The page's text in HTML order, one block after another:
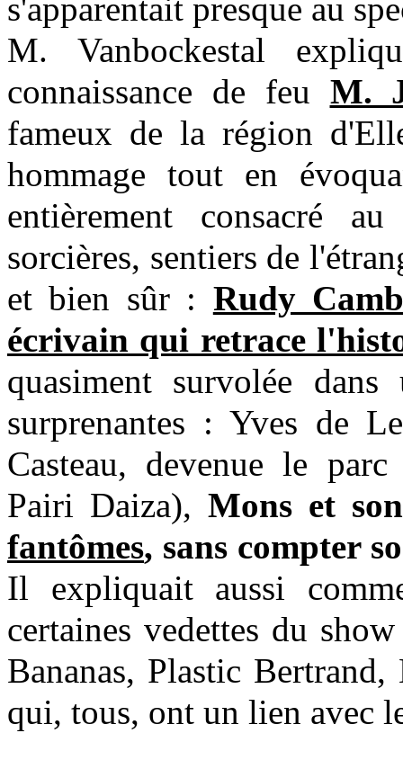
s'apparentait presque au
M. Vanbockestal
connaissance de feu M.
fameux de la région
hommage tout en
entièrement consacré
sorcières, sentiers de
et bien sûr : Rudy
écrivain qui retrace
quasiment survolée
surprenantes : Yves de
Casteau, devenue le
Pairi Daiza), Mons et
fantômes, sans compter
Il expliquait aussi
certaines vedettes du
Bananas, Plastic
qui, tous, ont un lien avec